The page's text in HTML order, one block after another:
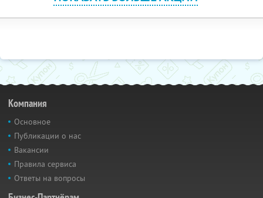
Компания
Основное
Публикации о нас
Вакансии
Правила сервиса
Ответы на вопросы